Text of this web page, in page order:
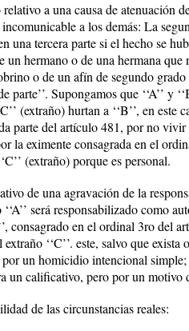
a una causa de atenuación
a los demás: La
una tercera parte si el hecho se
un hermano o de una hermana
o de un afín de segundo
parte’’. Supongamos que ‘‘A’’ y
(extraño) hurtan a ‘‘B’’, en este
parte del artículo 481, por no vivir
la eximente consagrada en el
(extraño) porque es personal.
de una agravación de la
‘‘A’’ será responsabilizado como
consagrado en el ordinal 3ro del
‘‘C’’. este, salvo que
un homicidio intencional
un calificativo, pero por un motivo
de las circunstancias reales: